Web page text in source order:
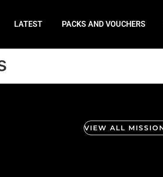
LATEST PACKS AND VOUCHERS
VIEW ALL